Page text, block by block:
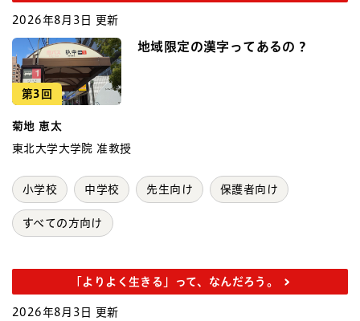
2026年8月3日 更新
第3回
地域限定の漢字ってあるの？
菊地 恵太
東北大学大学院 准教授
小学校 中学校 先生向け 保護者向け
すべての方向け
「よりよく生きる」って、なんだろう。
2026年8月3日 更新